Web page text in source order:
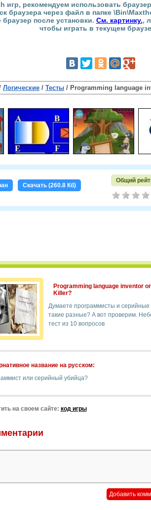
игр, рекомендуем использовать
браузера через файл в папке
после установки. См. картинку.,
чтобы играть в текущем
Логические / Тесты / Programming language
Скачать (260.8 Кб)
Общий
Programming language inventor
Killer?
Думаете программисты и серийные
такие разные? А вот проверим.
тест из 10 вопросов
название на русском:
или серийный убийца?
на своем сайте: код игры